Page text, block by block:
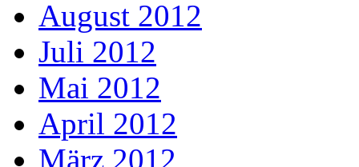
August 2012
Juli 2012
Mai 2012
April 2012
März 2012